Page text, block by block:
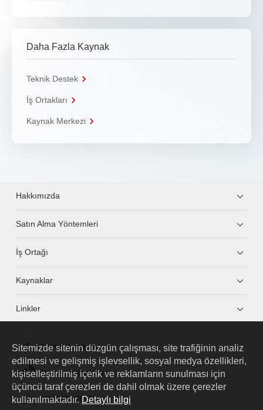
Daha Fazla Kaynak
Teknik Destek
İş Ortakları
Kaynak Merkezi
Hakkımızda
Satın Alma Yöntemleri
İş Ortağı
Kaynaklar
Linkler
HUAWEI eKit App
Huawei HiKnow App
HUAWEI eFly App
Sitemizde sitenin düzgün çalışması, site trafiğinin analiz
edilmesi ve gelişmiş işlevsellik, sosyal medya özellikleri,
kişiselleştirilmiş içerik ve reklamların sunulması için
üçüncü taraf çerezleri de dahil olmak üzere çerezler
kullanılmaktadır. Detaylı bilgi